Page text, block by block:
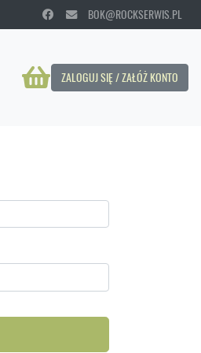
BOK@ROCKSERWIS.PL
ZALOGUJ SIĘ / ZAŁÓŻ KONTO